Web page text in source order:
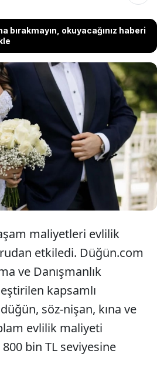
bırakmayın, okuyacağınız haberi
düğünlerle ilgili yapılan
toplam evlilik maliyetinin ortalama
bin TL’ye ulaştığını ortaya
büyük bölümü masrafları
desteğiyle karşılıyor
maliyetleri evlilik
etkiledi. Düğün.com
ve Danışmanlık
kapsamlı
söz-nişan, kına ve
evlilik maliyeti
bin TL seviyesine